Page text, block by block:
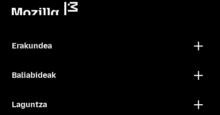
Erakundea
Baliabideak
Laguntza